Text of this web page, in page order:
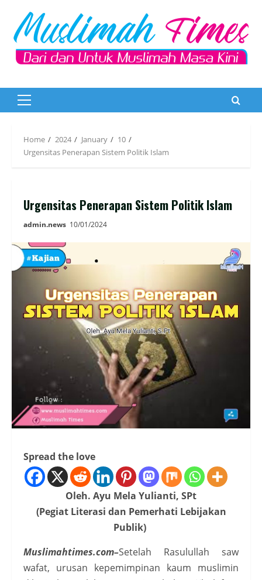
content
Primary
Home 2024 January
10
Urgensitas Penerapan Sistem Politik Islam
Urgensitas Penerapan Sistem Politik Islam
admin.news 10/01/2024
Spread the love
Oleh. Ayu Mela Yulianti, SPt
(Pegiat Literasi dan Pemerhati Lebijakan
Publik)
Muslimahtimes.com–Setelah Rasulullah saw
wafat, urusan kepemimpinan kaum muslimin